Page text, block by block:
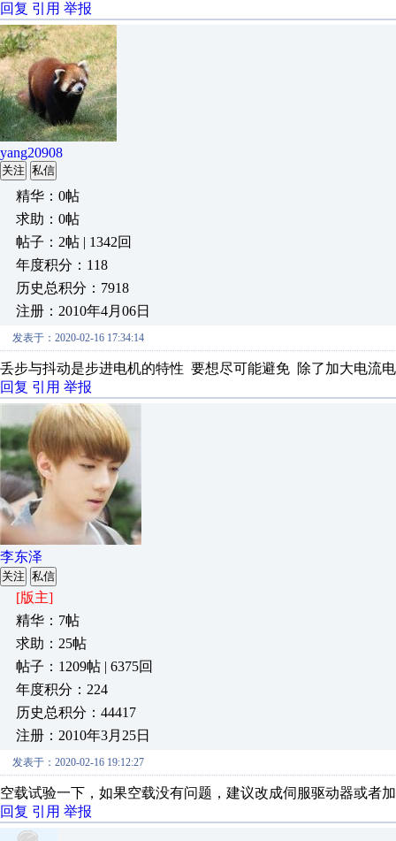
回复 引用 举报
yang20908
关注 私信
精华：0帖
求助：0帖
帖子：2帖 | 1342回
年度积分：118
历史总积分：7918
注册：2010年4月06日
发表于：2020-02-16 17:34:14
丢步与抖动是步进电机的特性 要想尽可能避免 除了加大电流
回复 引用 举报
李东泽
关注 私信
[版主]
精华：7帖
求助：25帖
帖子：1209帖 | 6375回
年度积分：224
历史总积分：44417
注册：2010年3月25日
发表于：2020-02-16 19:12:27
空载试验一下，如果空载没有问题，建议改成伺服驱动器或者
回复 引用 举报